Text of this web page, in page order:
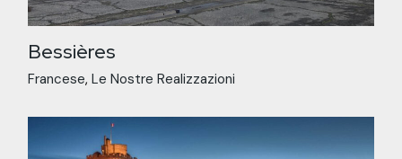
Bessières
Francese Le Nostre Realizzazioni